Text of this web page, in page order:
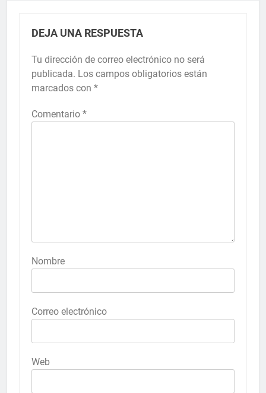
DEJA UNA RESPUESTA
Tu dirección de correo electrónico no será
publicada. Los campos obligatorios están
marcados con *
Comentario *
Nombre
Correo electrónico
Web